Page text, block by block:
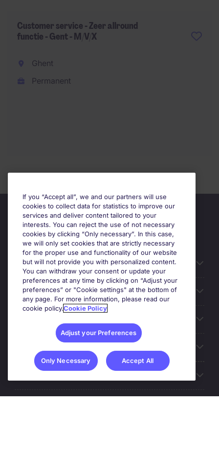
Customer service - Zeer allround
functie - Gent - M/V/X
Ghent
Permanent
Useful information
Prix
If you “Accept all”, we and our partners will use
cookies to collect data for statistics to improve our
services and deliver content tailored to your
interests. You can reject the use of not necessary
cookies by clicking “Only necessary”. In this case,
we will only set cookies that are strictly necessary
for the proper use and functionality of our website
but will not provide you with personalized content.
You can withdraw your consent or update your
preferences at any time by clicking on “Adjust your
preferences” or "Cookie settings" at the bottom of
any page. For more information, please read our
cookie policy.Cookie Policy
Adjust your Preferences
Only Necessary Accept All